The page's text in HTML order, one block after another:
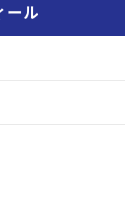
ール